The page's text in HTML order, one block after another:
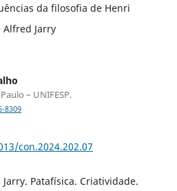
da filosofia de Henri
Jarry
– UNIFESP.
8309
con.2024.202.07
Jarry. Patafísica. Criatividade.